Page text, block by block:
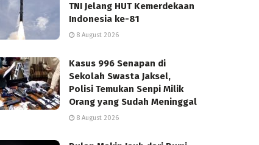
TNI Jelang HUT Kemerdekaan
Indonesia ke-81
8 August 2026
Kasus 996 Senapan di
Sekolah Swasta Jaksel,
Polisi Temukan Senpi Milik
Orang yang Sudah Meninggal
8 August 2026